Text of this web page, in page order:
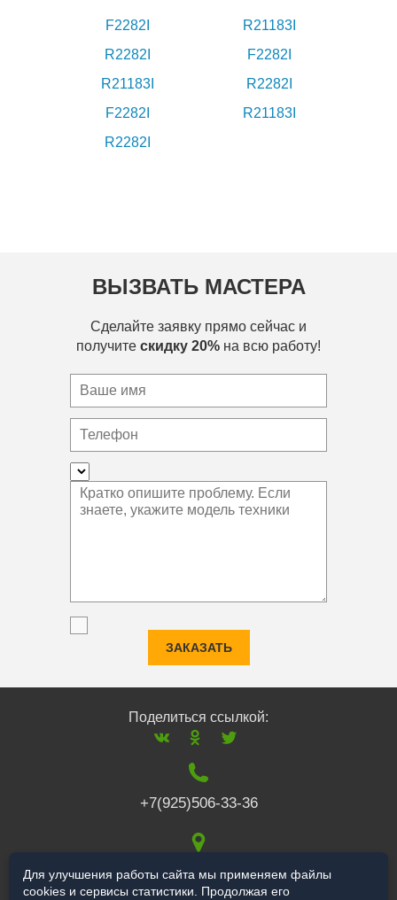
F2282I
R21183I
R2282I
F2282I
R21183I
R2282I
F2282I
R21183I
R2282I
ВЫЗВАТЬ МАСТЕРА
Сделайте заявку прямо сейчас и
получите скидку 20% на всю работу!
ЗАКАЗАТЬ
Поделиться ссылкой:
+7(925)506-33-36
117519,г. Москва,
Для улучшения работы сайта мы применяем файлы
cookies и сервисы статистики. Продолжая его